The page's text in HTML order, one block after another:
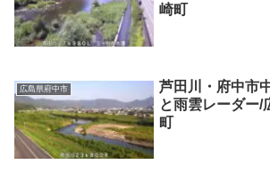
崎町
広島県府中市
芦田川・府中市
と雨雲レーダー/
町